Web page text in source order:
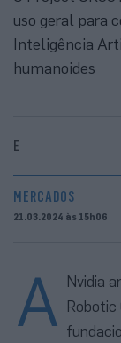
uso geral para
Inteligência
humanoides
E
MERCADOS
21.03.2024 às 15h06
A Nvidia
Robotic